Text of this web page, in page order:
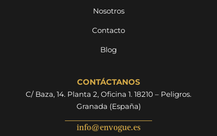
Nosotros
Contacto
Blog
CONTÁCTANOS
C/ Baza, 14. Planta 2, Oficina 1. 18210 – Peligros.
Granada (España)
info@envogue.es